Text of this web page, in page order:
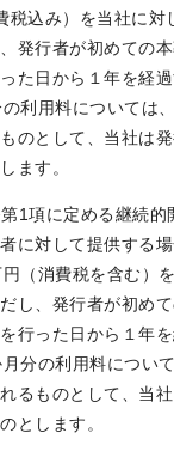
税込み）を当社に対
発行者が初めての
た日から１年を経
利用料については
のとして、当社は
ます。
1項に定める継続的
に対して提供する
（消費税を含む）
し、発行者が初め
行った日から１年
分の利用料につい
るものとして、当
とします。